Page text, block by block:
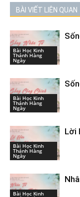
BÀI VIẾT LIÊN QUAN
Bài Học Kinh
Thánh Hàng
Ngày
Bài Học Kinh
Thánh Hàng
Ngày
Bài Học Kinh
Thánh Hàng
Ngày
Lời
Bài Học Kinh